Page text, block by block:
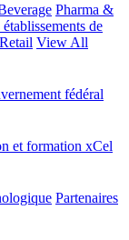
Pharma &
de
Retail View All
fédéral
et formation xCel
Partenaires